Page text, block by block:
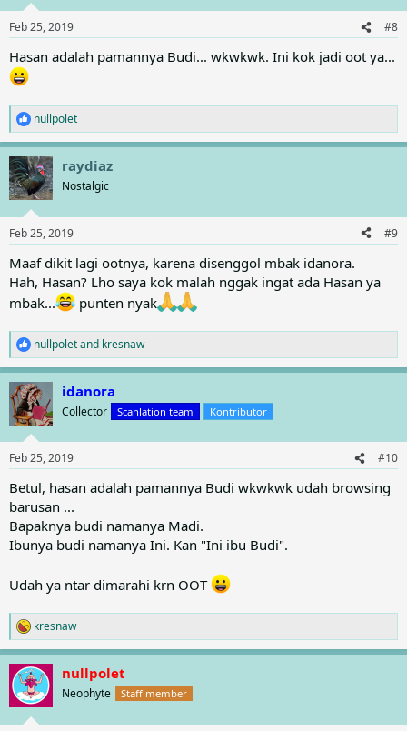
s
:
Feb 25, 2019 #8
Hasan adalah pamannya Budi... wkwkwk. Ini kok jadi oot ya...
R
e
a
c
t
i
s
nullpolet
raydiaz
Nostalgic
Feb 25, 2019 #9
Maaf dikit lagi ootnya, karena disenggol mbak idanora.
Hah, Hasan? Lho saya kok malah nggak ingat ada Hasan ya
mbak...
punten nyak
R
e
a
c
t
i
s
:
nullpoletand kresnaw
idanora
Collector Scanlation team Kontributor
Feb 25, 2019 #10
Betul, hasan adalah pamannya Budi wkwkwk udah browsing
barusan ...
Bapaknya budi namanya Madi.
Ibunya budi namanya Ini. Kan "Ini ibu Budi".
Udah ya ntar dimarahi krn OOT
R
e
a
c
t
i
kresnaw
nullpolet
Neophyte Staff member